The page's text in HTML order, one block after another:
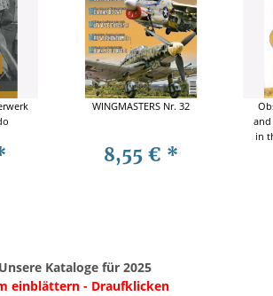
WINGMASTERS Nr. 32
8,55 € *
in
Unsere Kataloge für 2025
einblättern - Draufklicken